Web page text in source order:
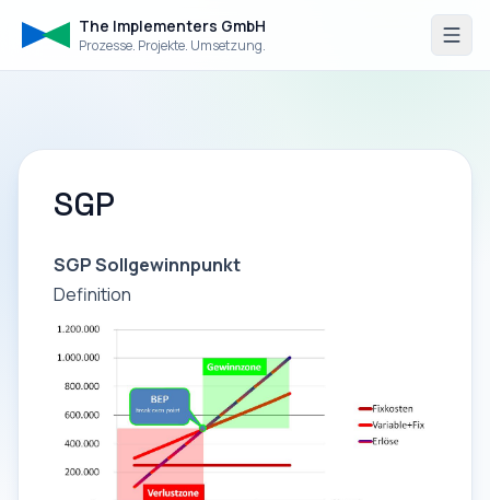
The Implementers GmbH
Prozesse. Projekte. Umsetzung.
SGP
SGP Sollgewinnpunkt
Definition